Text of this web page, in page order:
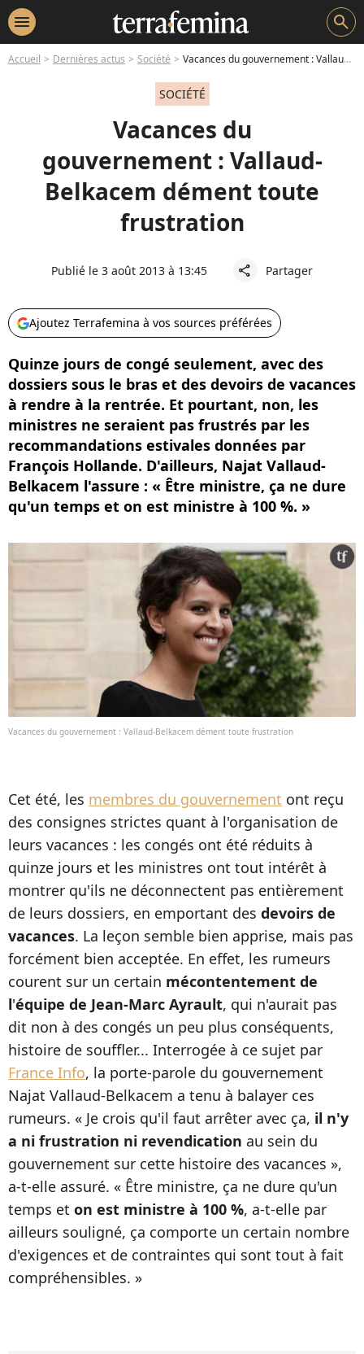
menu search
Accueil Dernières actus Société Vacances du gouvernement : Vallaud-Belkacem dément toute frustration
SOCIÉTÉ
Vacances du
gouvernement : Vallaud-
Belkacem dément toute
frustration
Publié le 3 août 2013 à 13:45 share Partager
Ajoutez Terrafemina à vos sources préférées
Quinze jours de congé seulement, avec des
dossiers sous le bras et des devoirs de vacances
à rendre à la rentrée. Et pourtant, non, les
ministres ne seraient pas frustrés par les
recommandations estivales données par
François Hollande. D'ailleurs, Najat Vallaud-
Belkacem l'assure : « Être ministre, ça ne dure
qu'un temps et on est ministre à 100 %. »
Vacances du gouvernement : Vallaud-Belkacem dément toute frustration
Cet été, les membres du gouvernement ont reçu
des consignes strictes quant à l'organisation de
leurs vacances : les congés ont été réduits à
quinze jours et les ministres ont tout intérêt à
montrer qu'ils ne déconnectent pas entièrement
de leurs dossiers, en emportant des devoirs de
vacances. La leçon semble bien apprise, mais pas
forcément bien acceptée. En effet, les rumeurs
courent sur un certain mécontentement de
l'équipe de Jean-Marc Ayrault, qui n'aurait pas
dit non à des congés un peu plus conséquents,
histoire de souffler... Interrogée à ce sujet par
France Info, la porte-parole du gouvernement
Najat Vallaud-Belkacem a tenu à balayer ces
rumeurs. « Je crois qu'il faut arrêter avec ça, il n'y
a ni frustration ni revendication au sein du
gouvernement sur cette histoire des vacances »,
a-t-elle assuré. « Être ministre, ça ne dure qu'un
temps et on est ministre à 100 %, a-t-elle par
ailleurs souligné, ça comporte un certain nombre
d'exigences et de contraintes qui sont tout à fait
compréhensibles. »